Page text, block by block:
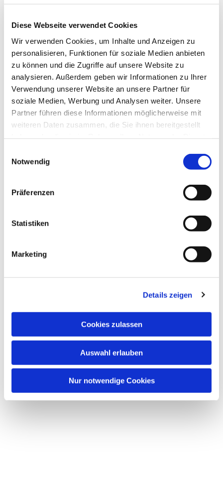
Diese Webseite verwendet Cookies
Wir verwenden Cookies, um Inhalte und Anzeigen zu
personalisieren, Funktionen für soziale Medien anbieten
zu können und die Zugriffe auf unsere Website zu
analysieren. Außerdem geben wir Informationen zu Ihrer
Verwendung unserer Website an unsere Partner für
soziale Medien, Werbung und Analysen weiter. Unsere
Partner führen diese Informationen möglicherweise mit
weiteren Daten zusammen, die Sie ihnen bereitgestellt
Notwendig
Präferenzen
Statistiken
Marketing
Details zeigen
Cookies zulassen
Auswahl erlauben
Nur notwendige Cookies
0151 1592 6474)